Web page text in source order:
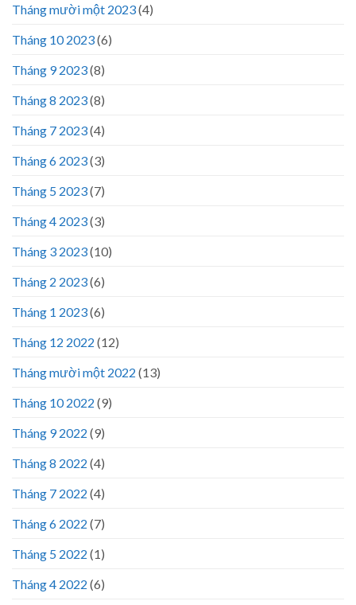
Tháng mười một 2023(4)
Tháng 10 2023(6)
Tháng 9 2023(8)
Tháng 8 2023(8)
Tháng 7 2023(4)
Tháng 6 2023(3)
Tháng 5 2023(7)
Tháng 4 2023(3)
Tháng 3 2023(10)
Tháng 2 2023(6)
Tháng 1 2023(6)
Tháng 12 2022 (12)
Tháng mười một 2022 (13)
Tháng 10 2022 (9)
Tháng 9 2022 (9)
Tháng 8 2022 (4)
Tháng 7 2022 (4)
Tháng 6 2022 (7)
Tháng 5 2022 (1)
Tháng 4 2022 (6)